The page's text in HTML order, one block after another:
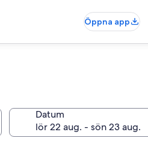
Öppna app
Datum